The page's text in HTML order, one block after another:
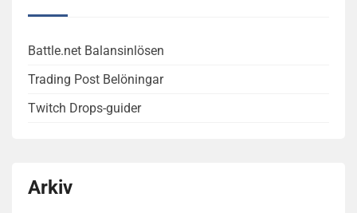
Battle.net Balansinlösen
Trading Post Belöningar
Twitch Drops-guider
Arkiv